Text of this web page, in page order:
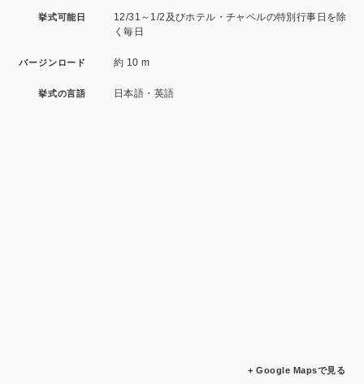
挙式可能日
12/31～1/2及びホテル・チャペルの特別行事日を除
く毎日
バージンロード 約 10 m
挙式の言語 日本語・英語
+ Google Mapsで見る